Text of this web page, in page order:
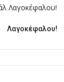
Λαγοκέφαλου!